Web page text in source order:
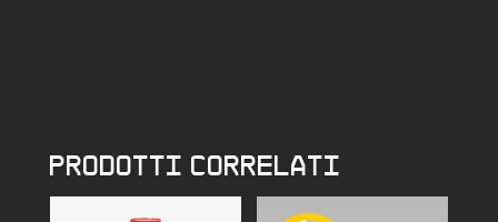
PRODOTTI CORRELATI